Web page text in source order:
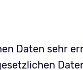
Daten sehr